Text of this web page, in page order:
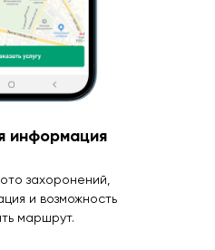
информация
захоронений,
и возможность
маршрут.